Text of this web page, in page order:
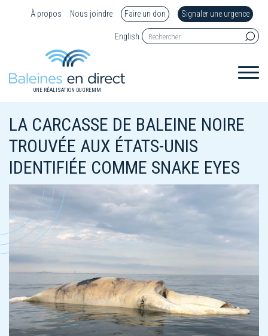
À propos Nous joindre Faire un don Signaler une urgence
English
UNE RÉALISATION DU GREMM
LA CARCASSE DE BALEINE NOIRE
TROUVÉE AUX ÉTATS-UNIS
IDENTIFIÉE COMME SNAKE EYES